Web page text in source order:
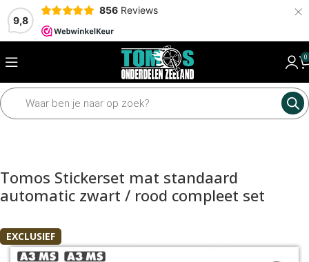
9,8
856 Reviews ×
0
Home Framedelen Stickers
Tomos Stickerset mat standaard
automatic zwart / rood compleet set
EXCLUSIEF